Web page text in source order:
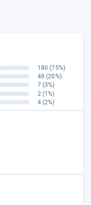
180 (75%)
48 (20%)
7 (3%)
2 (1%)
4 (2%)